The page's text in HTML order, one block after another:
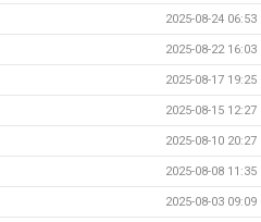
2025-08-24 06:53
2025-08-22 16:03
2025-08-17 19:25
2025-08-15 12:27
2025-08-10 20:27
2025-08-08 11:35
2025-08-03 09:09